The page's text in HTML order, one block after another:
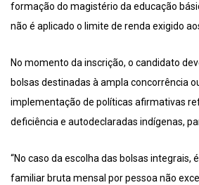
formação do magistério da educação
não é aplicado o limite de renda exigido
No momento da inscrição, o candidato
bolsas destinadas à ampla concorrência
implementação de políticas afirmativas
deficiência e autodeclaradas indígenas,
“No caso da escolha das bolsas integrais,
familiar bruta mensal por pessoa não